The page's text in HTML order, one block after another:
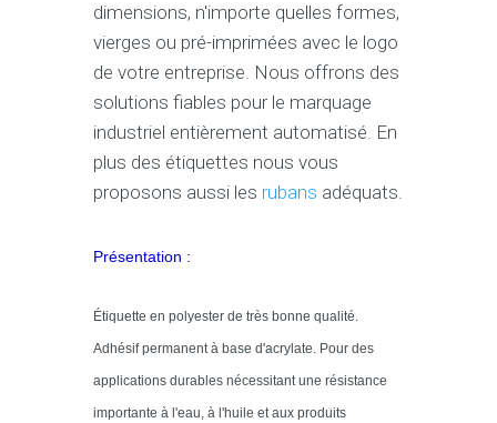
dimensions, n'importe quelles formes,
vierges ou pré-imprimées avec le logo
de votre entreprise. Nous offrons des
solutions fiables pour le marquage
industriel entièrement automatisé. En
plus des étiquettes nous vous
proposons aussi les rubans adéquats.
Présentation :
Étiquette en polyester de très bonne qualité.
Adhésif permanent à base d'acrylate. Pour des
applications durables nécessitant une résistance
importante à l'eau, à l'huile et aux produits